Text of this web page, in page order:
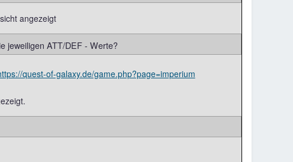
angezeigt
jeweiligen ATT/DEF - Werte?
quest-of-galaxy.de/game.php?page=imperium